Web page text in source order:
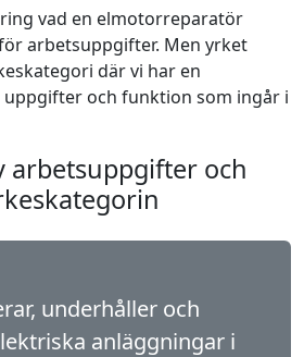
vad en elmotorreparatör
arbetsuppgifter. Men yrket
där vi har en
och funktion som ingår i
arbetsuppgifter och
underhåller och
anläggningar i